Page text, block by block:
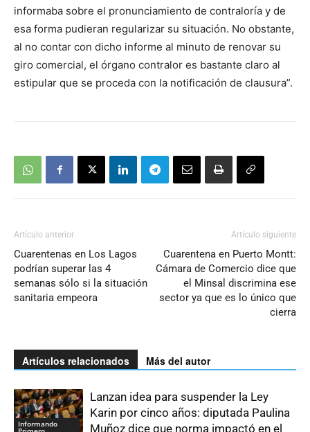
informaba sobre el pronunciamiento de contraloría y de
esa forma pudieran regularizar su situación. No obstante,
al no contar con dicho informe al minuto de renovar su
giro comercial, el órgano contralor es bastante claro al
estipular que se proceda con la notificación de clausura”.
Artículo anterior
Cuarentenas en Los Lagos
podrían superar las 4
semanas sólo si la situación
sanitaria empeora
Artículo siguiente
Cuarentena en Puerto Montt:
Cámara de Comercio dice que
el Minsal discrimina ese
sector ya que es lo único que
cierra
Artículos relacionados Más del autor
Informando
Lanzan idea para suspender la Ley
Karin por cinco años: diputada Paulina
Muñoz dice que norma impactó en el